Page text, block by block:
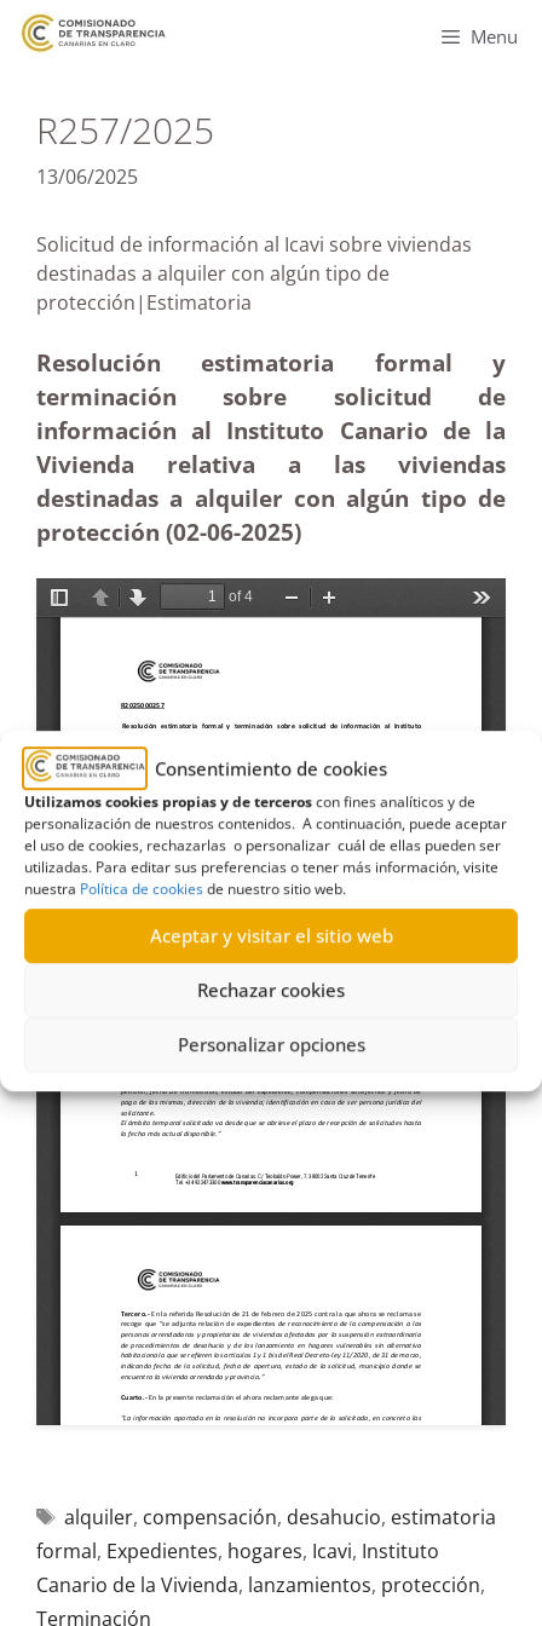
Consentimiento de cookies
Utilizamos cookies propias y de terceroscon fines analíticos y de
personalización de nuestros contenidos. A continuación, puede aceptar
el uso de cookies, rechazarlas o personalizar cuál de ellas pueden ser
utilizadas. Para editar sus preferencias o tener más información, visite
nuestra Política de cookiesde nuestro sitio web.
Aceptar y visitar el sitio web
Rechazar cookies
Personalizar opciones
Menu
R257/2025
13/06/2025
Solicitud de información al Icavi sobre viviendas
destinadas a alquiler con algún tipo de
protección|Estimatoria
Resolución estimatoria formal y
terminación sobre solicitud de
información al Instituto Canario de la
Vivienda relativa a las viviendas
destinadas a alquiler con algún tipo de
protección (02-06-2025)
alquiler, compensación, desahucio, estimatoria
formal, Expedientes, hogares, Icavi, Instituto
Canario de la Vivienda, lanzamientos, protección,
Terminación